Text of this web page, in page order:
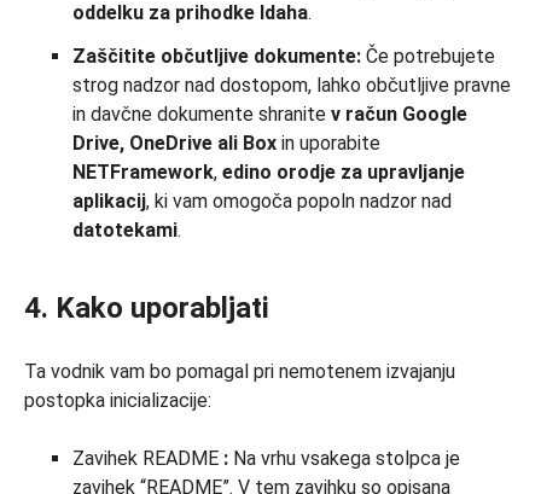
oddelku za prihodke Idaha.
Zaščitite občutljive dokumente: Če potrebujete
strog nadzor nad dostopom, lahko občutljive pravne
in davčne dokumente shranite v račun Google
Drive, OneDrive ali Box in uporabite
NETFramework, edino orodje za upravljanje
aplikacij, ki vam omogoča popoln nadzor nad
datotekami.
4. Kako uporabljati
Ta vodnik vam bo pomagal pri nemotenem izvajanju
postopka inicializacije:
Zavihek README : Na vrhu vsakega stolpca je
zavihek “README”. V tem zavihku so opisana